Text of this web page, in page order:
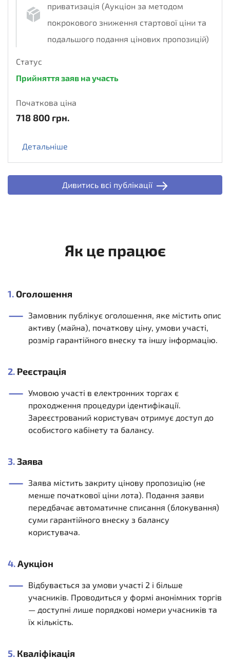
приватизація (Аукціон за методом
покрокового зниження стартової ціни та
подальшого подання цінових пропозицій)
Статус
Прийняття заяв на участь
Початкова ціна
718 800 грн.
Детальніше
Дивитись всi публікації
Як це працює
1.Оголошення
Замовник публікує оголошення, яке містить опис
активу (майна), початкову ціну, умови участі,
розмір гарантійного внеску та іншу інформацію.
2. Реєстрація
Умовою участі в електронних торгах є
проходження процедури ідентифікації.
Зареєстрований користувач отримує доступ до
особистого кабінету та балансу.
3.Заява
Заява містить закриту цінову пропозицію (не
менше початкової ціни лота). Подання заяви
передбачає автоматичне списання (блокування)
суми гарантійного внеску з балансу
користувача.
4.Аукціон
Відбувається за умови участі 2 і більше
учасників. Проводиться у формі анонімних торгів
— доступні лише порядкові номери учасників та
їх кількість.
5. Кваліфікація